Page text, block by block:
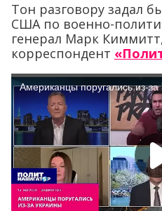
Тон разговору задал
США по военно-
генерал Марк
корреспондент